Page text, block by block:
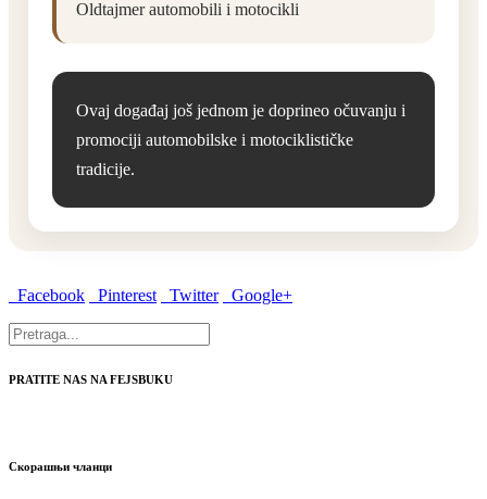
Oldtajmer automobili i motocikli
Ovaj događaj još jednom je doprineo očuvanju i
promociji automobilske i motociklističke
tradicije.
Facebook Pinterest Twitter Google+
PRATITE NAS NA FEJSBUKU
Скорашњи чланци